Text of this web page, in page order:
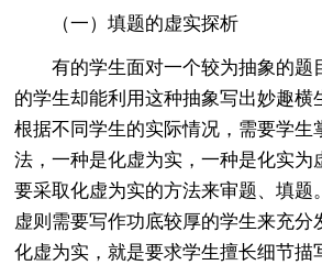
（一）填题的虚实探析
有的学生面对一个较为抽象的题
的学生却能利用这种抽象写出妙趣横
根据不同学生的实际情况，需要学生
法，一种是化虚为实，一种是化实为
要采取化虚为实的方法来审题、填题
虚则需要写作功底较厚的学生来充分
化虚为实，就是要求学生擅长细节描